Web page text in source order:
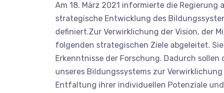
Am 18. März 2021 informierte die
strategische Entwicklung des
definiert.Zur Verwirklichung der Vision, der
folgenden strategischen Ziele abgeleitet.
Erkenntnisse der Forschung. Dadurch
unseres Bildungssystems zur
Entfaltung ihrer individuellen Potenziale